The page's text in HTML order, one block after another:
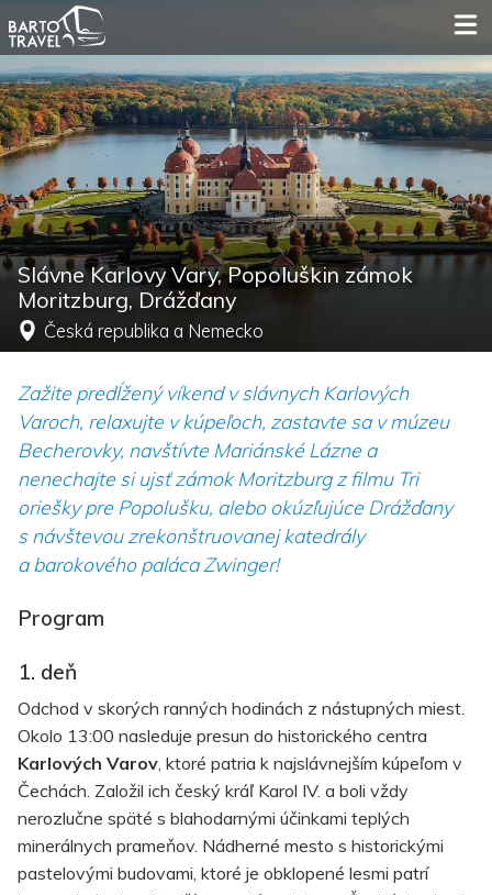
Slávne Karlovy Vary, Popoluškin zámok
Moritzburg, Drážďany
Česká republika a Nemecko
Zažite predĺžený víkend v slávnych Karlových
Varoch, relaxujte v kúpeľoch, zastavte sa v múzeu
Becherovky, navštívte Mariánské Lázne a
nenechajte si ujsť zámok Moritzburg z filmu Tri
oriešky pre Popolušku, alebo okúzľujúce Drážďany
s návštevou zrekonštruovanej katedrály
a barokového paláca Zwinger!
Program
1. deň
Odchod v skorých ranných hodinách z nástupných miest.
Okolo 13:00 nasleduje presun do historického centra
Karlových Varov , ktoré patria k najslávnejším kúpeľom v
Čechách. Založil ich český kráľ Karol IV. a boli vždy
nerozlučne späté s blahodarnými účinkami teplých
minerálnych prameňov. Nádherné mesto s historickými
pastelovými budovami, ktoré je obklopené lesmi patrí